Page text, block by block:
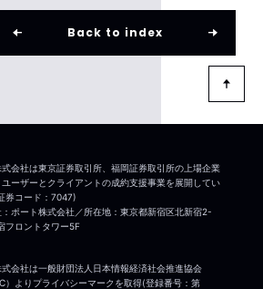
Back to index
式会社は一般財団法人日本情報経済社会推進協会
）よりプライバシーマークを取得(登録番号：第
式会社は東京証券取引所、福岡証券取引所の上場企業
ーザーとクライアントの成約支援事業を展開してい
券コード：7047)
ポート株式会社／所在地：東京都新宿区北新宿2-
フロントタワー5F